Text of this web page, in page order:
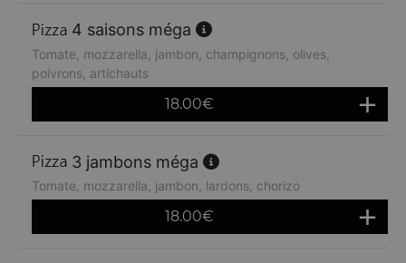
4 saisons méga
Tomate, mozzarella, jambon, champignons, olives,
poivrons, artichauts
18.00€
3 jambons méga
Tomate, mozzarella, jambon, lardons, chorizo
18.00€